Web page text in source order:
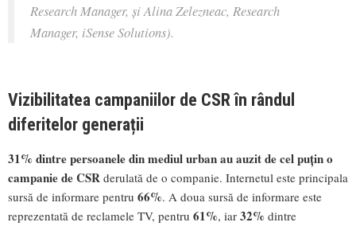
Research Manager, și Alina Zelezneac, Research
Manager, iSense Solutions).
Vizibilitatea campaniilor de CSR în rândul
diferitelor generații
31% dintre persoanele din mediul urban au auzit de cel puțin o
campanie de CSR derulată de o companie. Internetul este principala
sursă de informare pentru 66%. A doua sursă de informare este
reprezentată de reclamele TV, pentru 61%, iar 32% dintre